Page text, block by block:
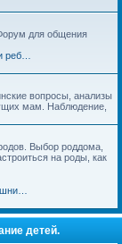
для общения
вопросы, анализы
мам. Наблюдение,
Выбор роддома,
на роды, как
детей.